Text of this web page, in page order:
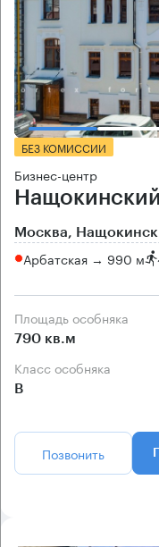
БЕЗ КОМИССИИ
Бизнес-центр
Москва,
Арбатская → 990 м
Площадь особняка
790 кв.м
Класс особняка
B
Позвонить